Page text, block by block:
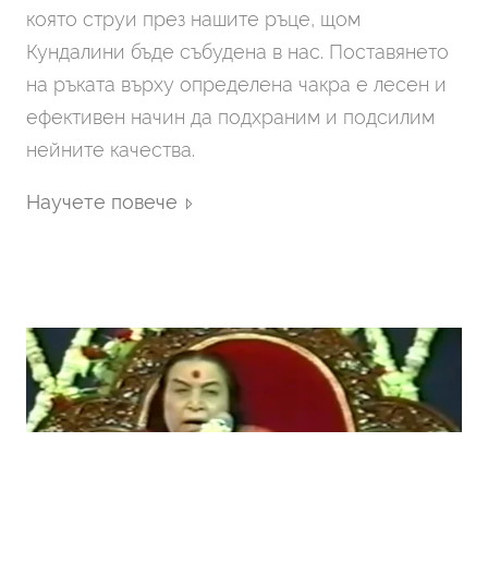
която струи през нашите ръце, щом
Кундалини бъде събудена в нас. Поставянето
на ръката върху определена чакра е лесен и
ефективен начин да подхраним и подсилим
нейните качества.
Научете повече